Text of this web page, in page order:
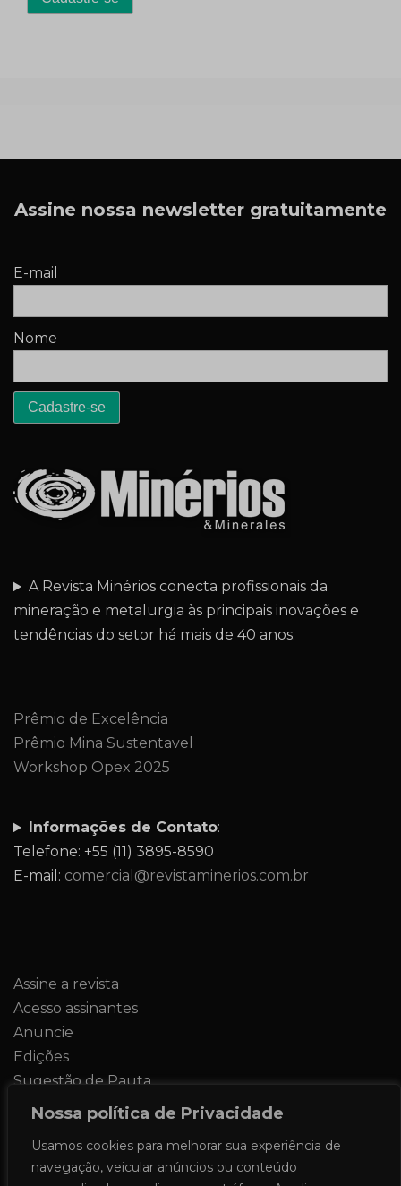
Nossa política de Privacidade
Usamos cookies para melhorar sua experiência de
navegação, veicular anúncios ou conteúdo
Assine nossa newsletter gratuitamente
E-mail
Nome
A Revista Minérios conecta profissionais da
mineração e metalurgia às principais inovações e
tendências do setor há mais de 40 anos.
Prêmio de Excelência
Prêmio Mina Sustentavel
Workshop Opex 2025
Informações de Contato:
Telefone: +55 (11) 3895-8590
E-mail: comercial@revistaminerios.com.br
Assine a revista
Acesso assinantes
Anuncie
Edições
Sugestão de Pauta
Contato